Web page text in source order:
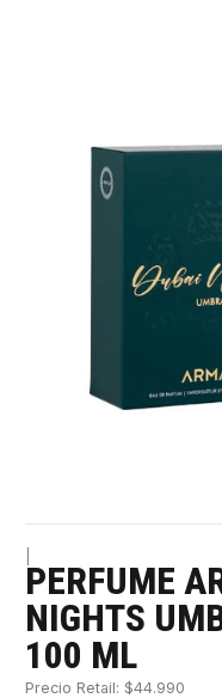
PERFUME
NIGHTS
100 ML
Precio Retail: $44.990